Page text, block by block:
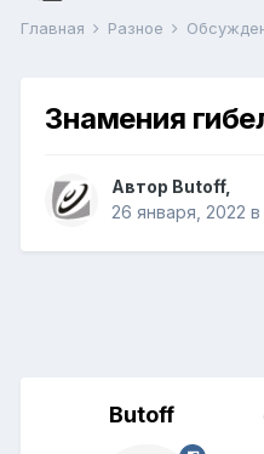
Главная Разное
Знамения
Автор Butoff,
26 января, 2022 в
Butoff